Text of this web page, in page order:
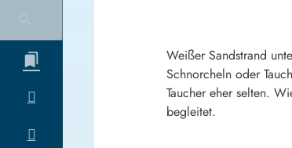
Weißer Sandstrand
Schnorcheln oder
Taucher eher selten.
begleitet.